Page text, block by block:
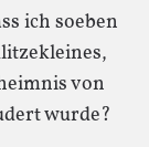
ich soeben
von
wurde?